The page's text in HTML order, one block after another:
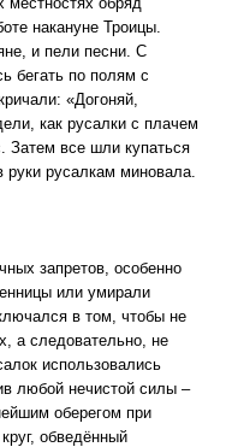
накануне Троицы.
и пели песни. С
бегать по полям с
«Догоняй,
как русалки с плачем
Затем все шли купаться
руки русалкам миновала.
запретов, особенно
или умирали
в том, чтобы не
а следовательно, не
использовались
любой нечистой силы –
оберегом при
обведённый